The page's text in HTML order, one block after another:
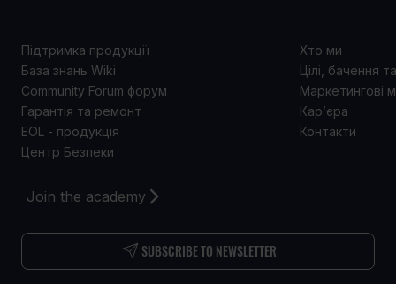
Join the academy
SUBSCRIBE TO NEWSLETTER
Підтримка продукції
База знань Wiki
Community Forum форум
Гарантія та ремонт
EOL - продукція
Центр Безпеки
Хто ми
Цілі, бачення
Маркетингові
Кар’єра
Контакти